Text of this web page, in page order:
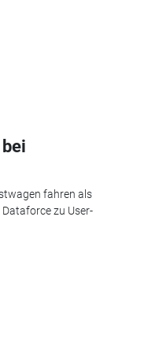
fahren als
Dataforce zu User-